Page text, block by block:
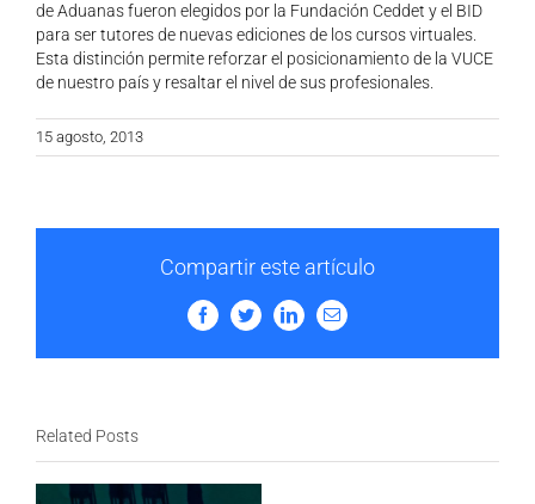
de Aduanas fueron elegidos por la Fundación Ceddet y el BID
para ser tutores de nuevas ediciones de los cursos virtuales.
Esta distinción permite reforzar el posicionamiento de la VUCE
de nuestro país y resaltar el nivel de sus profesionales.
15 agosto, 2013
Compartir este artículo
FacebookTwitterLinkedInEmail
Related Posts